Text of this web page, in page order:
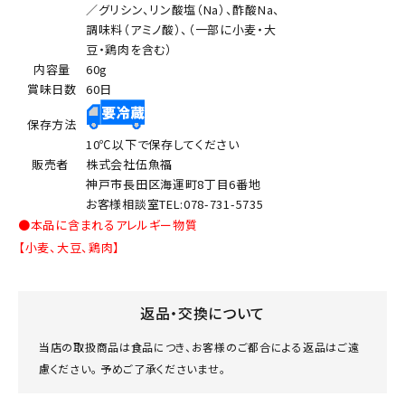
／グリシン、リン酸塩（Na）、酢酸Na、
調味料（アミノ酸）、（一部に小麦・大
豆・鶏肉を含む）
内容量
60g
賞味日数 60日
保存方法
10℃以下で保存してください
販売者
株式会社伍魚福
神戸市長田区海運町8丁目6番地
お客様相談室TEL:078-731-5735
●本品に含まれるアレルギー物質
【小麦、大豆、鶏肉】
返品・交換について
当店の取扱商品は食品につき、お客様のご都合による返品はご遠
慮ください。 予めご了承くださいませ。